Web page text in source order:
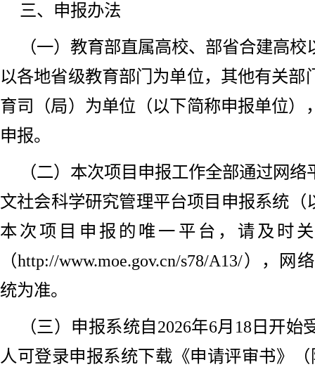
三、申报办法
（一）教育部直属高校、部省合建高
以各地省级教育部门为单位，其他有关部
育司（局）为单位（以下简称申报单位）
申报。
（二）本次项目申报工作全部通过网
文社会科学研究管理平台项目申报系统（
本次项目申报的唯一平台，请及时
（http://www.moe.gov.cn/s78/A13/），
统为准。
（三）申报系统自2026年6月18日开
人可登录申报系统下载《申请评审书》